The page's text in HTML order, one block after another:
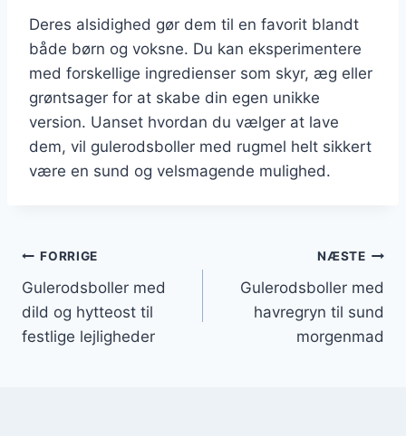
Deres alsidighed gør dem til en favorit blandt
både børn og voksne. Du kan eksperimentere
med forskellige ingredienser som skyr, æg eller
grøntsager for at skabe din egen unikke
version. Uanset hvordan du vælger at lave
dem, vil gulerodsboller med rugmel helt sikkert
være en sund og velsmagende mulighed.
Indlægsnavigation
FORRIGE
Gulerodsboller med
dild og hytteost til
festlige lejligheder
NÆSTE
Gulerodsboller med
havregryn til sund
morgenmad